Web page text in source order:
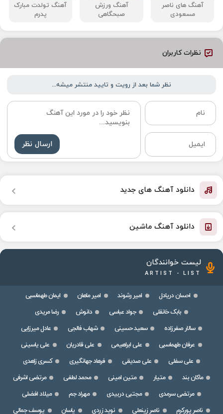
آهنگ‌ های ناصر
مسعودی
آهنگ ورزش
صبحگاهی
آهنگ تولدت مبارک
پدرم
نظرات کاربران
نظر شما بعد از رویت و تایید منتشر میشه...
ارسال نظر
دانلود آهنگ های جدید
دانلود آهنگ ماشین
لیست خوانندگان
ARTIST - LIST
احسان دریادل امیر رشوند امیر ماهان
ایمان طهماسبی
بابک خانقلی
جواد عباسی دانوش
رضا مریدی
سالار صفرزاده
سعید حسینی شهاب فالجی
عادل میرزایی
عرفان طهماسبی
علی ابراهیمی علی قادریان
علی یاسینی
علی سفلی
علی صدیقی فرهاد جهانگیری
کسری زاهدی
ماکان بند
متیار متین امینی محمد لطفی
مرتضی اشرفی
مرتضی سرمدی
مجتبی دربیدی مهراد جم
میلاد افضلی
ناصر پورکرم
ناصر زینعلی نوید زردی یاسان یوسف جمالی